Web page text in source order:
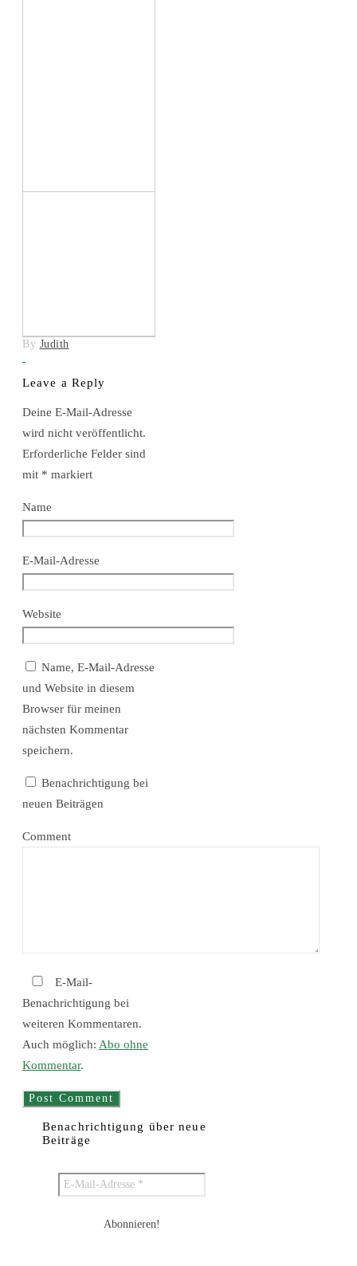
By Judith
Leave a Reply
Deine E-Mail-Adresse
wird nicht veröffentlicht.
Erforderliche Felder sind
mit * markiert
Name
E-Mail-Adresse
Website
Name, E-Mail-Adresse
und Website in diesem
Browser für meinen
nächsten Kommentar
speichern.
Benachrichtigung bei
neuen Beiträgen
Comment
E-Mail-
Benachrichtigung bei
weiteren Kommentaren.
Auch möglich: Abo ohne
Kommentar.
Benachrichtigung über neue
Beiträge